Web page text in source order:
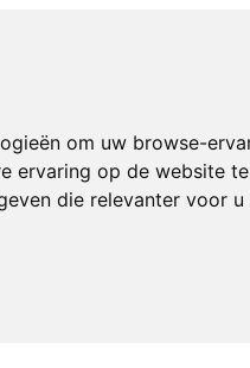
om uw browse-
ervaring op de website
die relevanter voor u